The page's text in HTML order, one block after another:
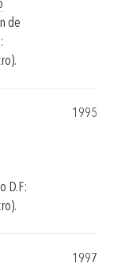
de
1995
D.F:
1997